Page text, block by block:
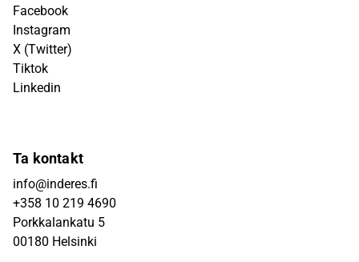
Facebook
Instagram
X (Twitter)
Tiktok
Linkedin
Ta kontakt
info@inderes.fi
+358 10 219 4690
Porkkalankatu 5
00180 Helsinki